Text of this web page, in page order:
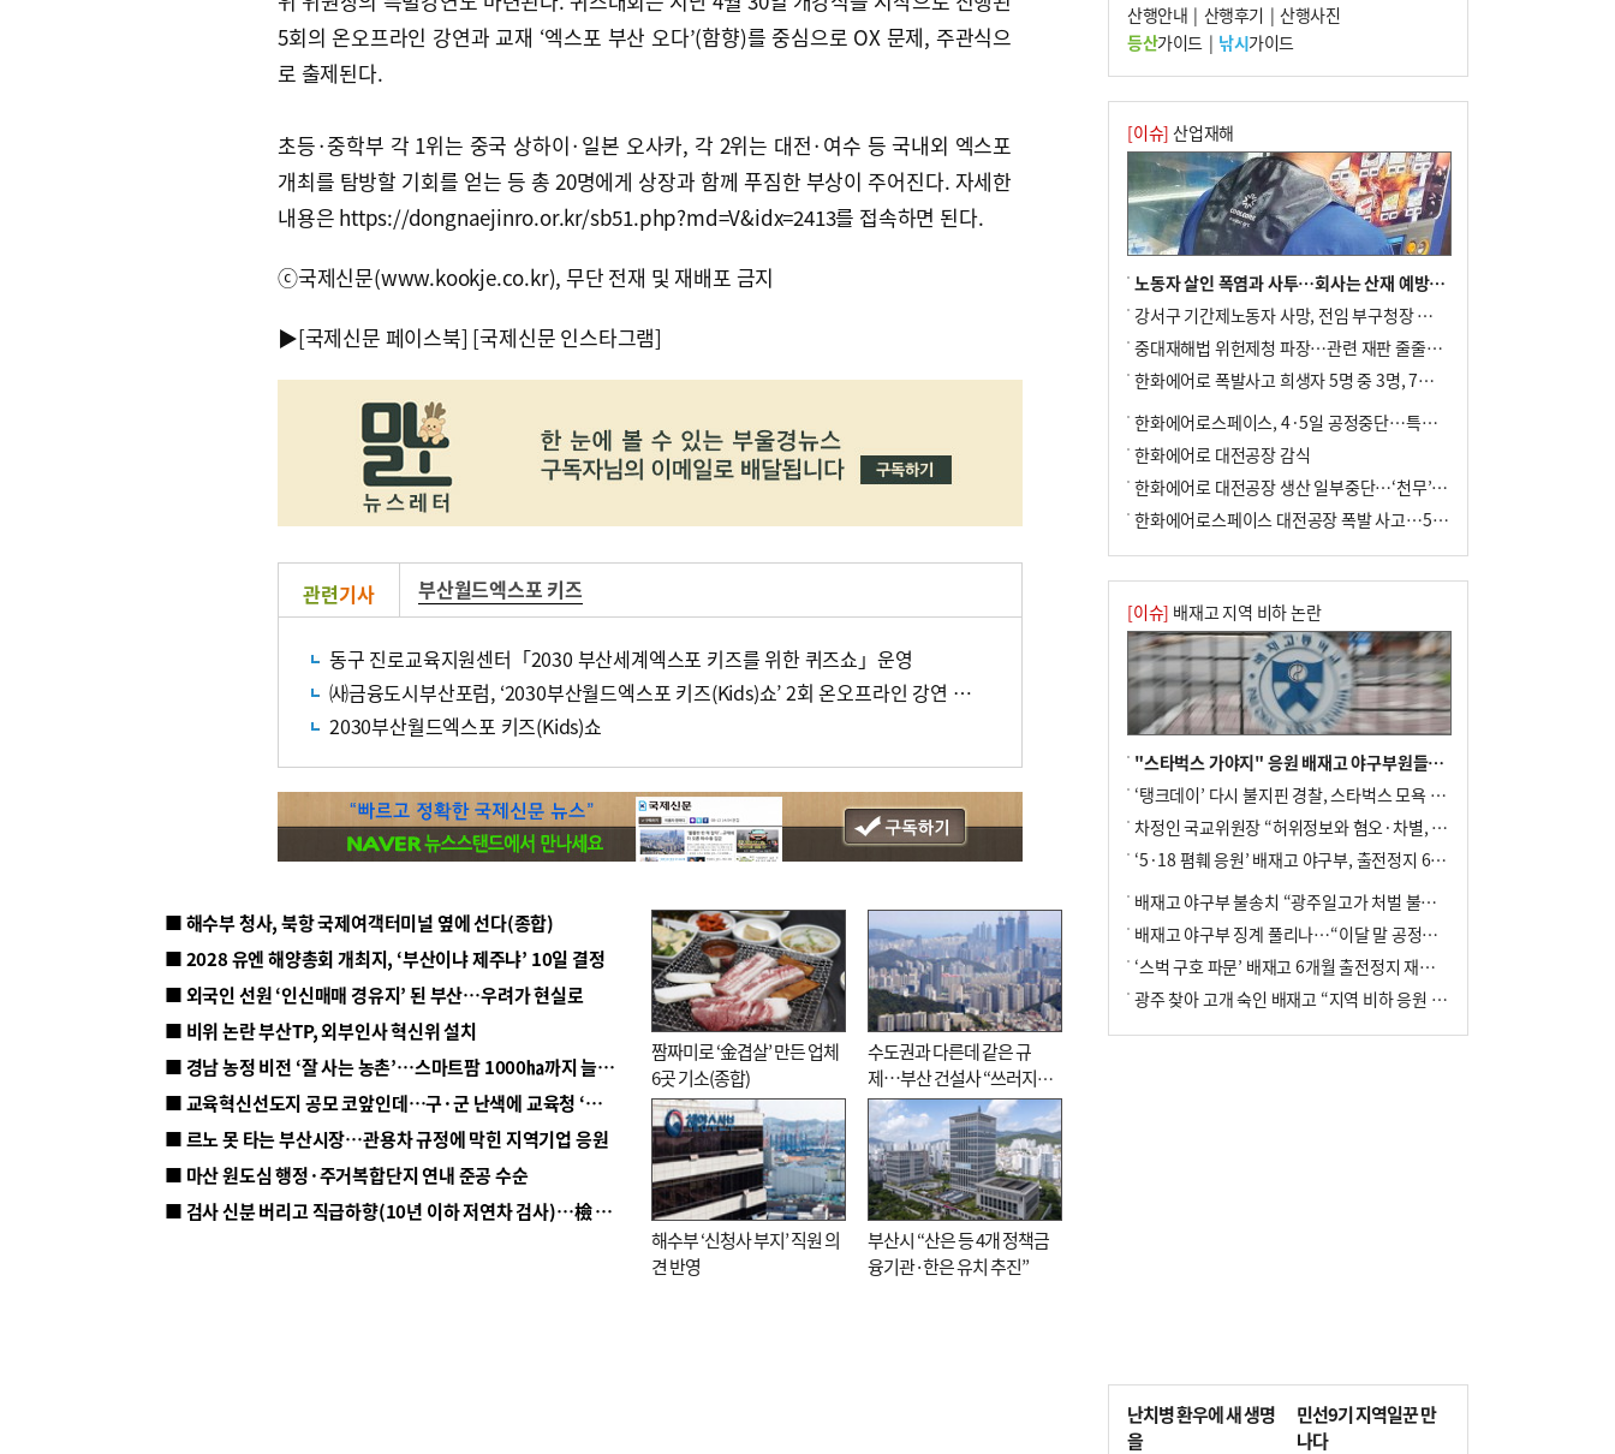
5회의 온오프라인 강연과 교재 ‘엑스포 부산 오다’(함향)를 중심으로 OX 문제, 주관식으
로 출제된다.
초등·중학부 각 1위는 중국 상하이·일본 오사카, 각 2위는 대전·여수 등 국내외 엑스포
개최를 탐방할 기회를 얻는 등 총 20명에게 상장과 함께 푸짐한 부상이 주어진다. 자세한
내용은 https://dongnaejinro.or.kr/sb51.php?md=V&idx=2413를 접속하면 된다.
ⓒ국제신문(www.kookje.co.kr), 무단 전재 및 재배포 금지
▶[국제신문 페이스북] [국제신문 인스타그램]
관련기사 부산월드엑스포 키즈
동구 진로교육지원센터「2030 부산세계엑스포 키즈를 위한 퀴즈쇼」운영
㈔금융도시부산포럼, ‘2030부산월드엑스포 키즈(Kids)쇼’ 2회 온오프라인 강연 진행
2030부산월드엑스포 키즈(Kids)쇼
■ 해수부 청사, 북항 국제여객터미널 옆에 선다(종합)
■ 2028 유엔 해양총회 개최지, ‘부산이냐 제주냐’ 10일 결정
■ 외국인 선원 ‘인신매매 경유지’ 된 부산…우려가 현실로
■ 비위 논란 부산TP, 외부인사 혁신위 설치
■ 경남 농정 비전 ‘잘 사는 농촌’…스마트팜 1000㏊까지 늘린다
■ 교육혁신선도지 공모 코앞인데…구·군 난색에 교육청 ‘쩔쩔’
■ 르노 못 타는 부산시장…관용차 규정에 막힌 지역기업 응원
■ 마산 원도심 행정·주거복합단지 연내 준공 수순
■ 검사 신분 버리고 직급하향(10년 이하 저연차 검사)…檢 중수청행 기피
짬짜미로 ‘金겹살’ 만든 업체
6곳 기소(종합)
수도권과 다른데 같은 규
제…부산 건설사 “쓰러지기
직전”
해수부 ‘신청사 부지’ 직원 의
견 반영
부산시 “산은 등 4개 정책금
융기관·한은 유치 추진”
9
외국인 선원 ‘인신매매 경유지’ 된 부산…
우려가 현실로
10 [사설] 해수부 신청사 북항으로 확정, 해양
수도 도약의 전환점
산행안내 | 산행후기 | 산행사진
등산가이드| 낚시가이드
[이슈] 산업재해
노동자 살인 폭염과 사투…회사는 산재 예방·전기료 절감 전력
강서구 기간제노동자 사망, 전임 부구청장 檢 송치
중대재해법 위헌제청 파장…관련 재판 줄줄이 브레이크
한화에어로 폭발사고 희생자 5명 중 3명, 7일 영면
한화에어로스페이스, 4·5일 공정중단…특별 안전점검
한화에어로 대전공장 감식
한화에어로 대전공장 생산 일부중단…‘천무’ 수출 비상
한화에어로스페이스 대전공장 폭발 사고…5명 사망·2명 부상(종합)
[이슈] 배재고 지역 비하 논란
"스타벅스 가야지" 응원 배재고 야구부원들, 학교서 징계 처분
‘탱크데이’ 다시 불지핀 경찰, 스타벅스 모욕 혐의 압수수색
차정인 국교위원장 “허위정보와 혐오·차별, 학교 교실까지 유입"
‘5·18 폄훼 응원’ 배재고 야구부, 출전정지 6개월→1개월 감경
배재고 야구부 불송치 “광주일고가 처벌 불원 의사 표해”
배재고 야구부 징계 풀리나…“이달 말 공정위서 재심의”
‘스벅 구호 파문’ 배재고 6개월 출전정지 재심 신청키로
광주 찾아 고개 숙인 배재고 “지역 비하 응원 잘못”(종합)
난치병 환우에 새 생명
을
민선9기 지역일꾼 만
나다